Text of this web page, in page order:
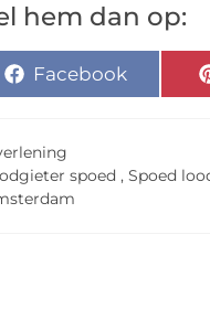
hem dan op:
Facebook
spoed , Spoed